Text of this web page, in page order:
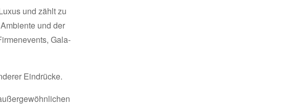
und zählt zu
und der
Gala-
Eindrücke.